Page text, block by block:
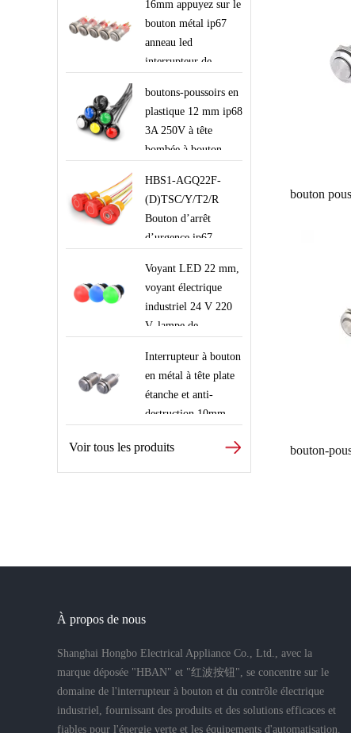
16mm appuyez sur le
bouton métal ip67
anneau led
interrupteur de
boutons-poussoirs en
plastique 12 mm ip68
3A 250V à tête
bombée à bouton-
avec fils pour
l’équipement robot à
poignée
HBS1-AGQ22F-
(D)TSC/Y/T2/R
Bouton d’arrêt
d’urgence ip67
contrôle de sécurité
robotisés rouges 12V
12 V avec fils
Voyant LED 22 mm,
voyant électrique
industriel 24 V 220
V, lampe de
vert, bleu et blanc
Interrupteur à bouton
en métal à tête plate
étanche et anti-
destruction 10mm
Voir tous les produits
À propos de nous
Shanghai Hongbo Electrical Appliance Co., Ltd., avec la
marque déposée "HBAN" et "红波按钮", se concentre sur le
domaine de l'interrupteur à bouton et du contrôle électrique
industriel, fournissant des produits et des solutions efficaces et
fiables pour l'énergie verte et les équipements d'automatisation.